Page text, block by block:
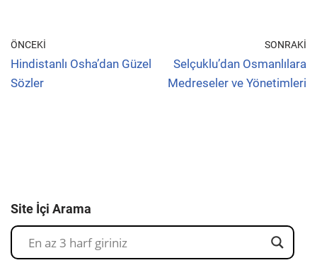
ÖNCEKI
Hindistanlı Osha’dan Güzel
Sözler
SONRAKI
Selçuklu’dan Osmanlılara
Medreseler ve Yönetimleri
Site İçi Arama